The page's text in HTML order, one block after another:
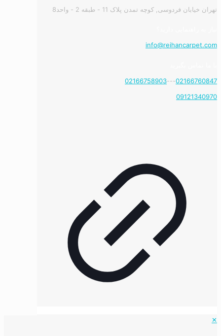
تهران خیابان فردوسی, کوچه تمدن پلاک 11 - طبقه 2 - واحد8
info@reihancarpet.com
02166760847
---
02166758903
09121340970
✕